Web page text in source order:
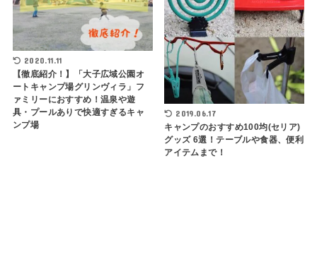
2020.11.11
【徹底紹介！】「大子広域公園オ
ートキャンプ場グリンヴィラ」フ
ァミリーにおすすめ！温泉や遊
具・プールありで快適すぎるキャ
ンプ場
2019.06.17
キャンプのおすすめ100均(セリア)
グッズ 6選！テーブルや食器、便利
アイテムまで！